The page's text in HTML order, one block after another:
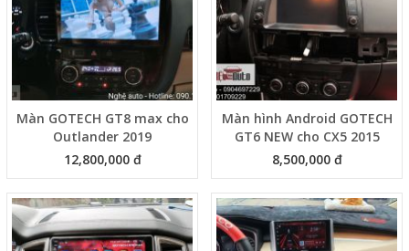
Màn GOTECH GT8 max cho
Outlander 2019
12,800,000 đ
Màn hình Android GOTECH
GT6 NEW cho CX5 2015
8,500,000 đ